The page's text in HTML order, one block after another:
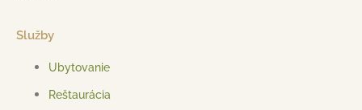
Služby
Ubytovanie
Reštaurácia